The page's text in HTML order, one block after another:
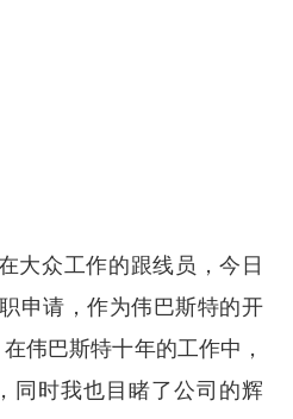
大众工作的跟线员，今日
申请，作为伟巴斯特的开
伟巴斯特十年的工作中，
同时我也目睹了公司的辉